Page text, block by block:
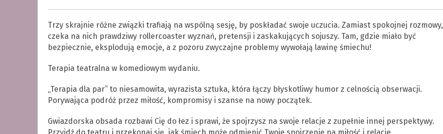
Trzy skrajnie różne związki trafiają na wspólną sesję, by poskładać swoje uczucia. Zamiast spokojnej rozmowy,
czeka na nich prawdziwy rollercoaster wyznań, pretensji i zaskakujących sojuszy. Tam, gdzie miało być
bezpiecznie, eksplodują emocje, a z pozoru zwyczajne problemy wywołają lawinę śmiechu!
Terapia teatralna w komediowym wydaniu.
„Terapia dla par” to niesamowita, wyrazista sztuka, która łączy błyskotliwy humor z celnością obserwacji.
Porywająca podróż przez miłość, kompromisy i szanse na nowy początek.
Gwiazdorska obsada rozbawi Cię do łez i sprawi, że spojrzysz na swoje relacje z zupełnie innej perspektywy.